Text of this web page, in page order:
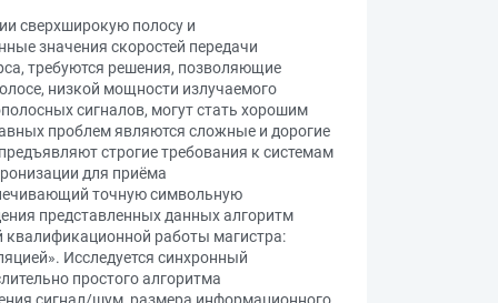
сверхширокую полосу и
значения скоростей передачи
требуются решения, позволяющие
низкой мощности излучаемого
сигналов, могут стать хорошим
проблем являются сложные и дорогие
строгие требования к системам
для приёма
точную символьную
представленных данных алгоритм
квалификационной работы магистра:
Исследуется синхронный
простого алгоритма